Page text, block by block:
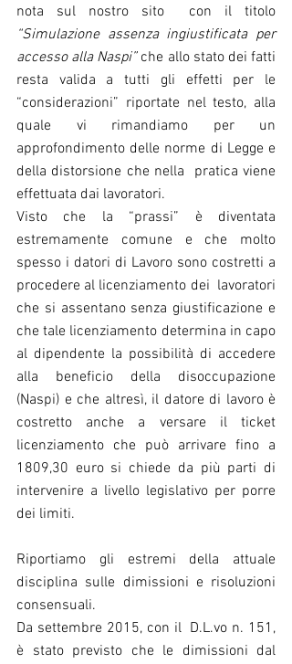
“Simulazione assenza ingiustificata per
accesso alla Naspi” che allo stato dei fatti
resta valida a tutti gli effetti per le
“considerazioni” riportate nel testo, alla
quale vi rimandiamo per un
approfondimento delle norme di Legge e
della distorsione che nella  pratica viene
effettuata dai lavoratori.
Visto che la “prassi” è diventata
estremamente comune e che molto
spesso i datori di Lavoro sono costretti a
procedere al licenziamento dei  lavoratori
che si assentano senza giustificazione e
che tale licenziamento determina in capo
al dipendente la possibilità di accedere
alla beneficio della disoccupazione
(Naspi) e che altresì, il datore di lavoro è
costretto anche a versare il ticket
licenziamento che può arrivare fino a
1809,30 euro si chiede da più parti di
intervenire a livello legislativo per porre
dei limiti.
Riportiamo gli estremi della attuale
disciplina sulle dimissioni e risoluzioni
consensuali.
Da settembre 2015, con il  D.L.vo n. 151,
è stato previsto che le dimissioni dal